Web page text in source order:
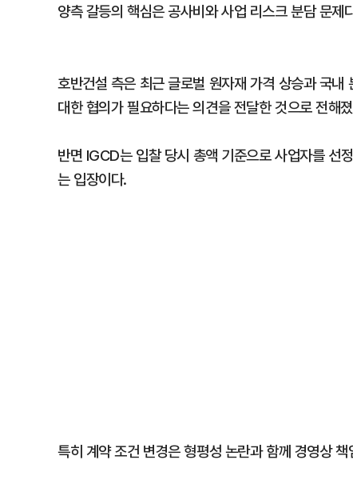
양측 갈등의 핵심은 공사비와 사업 리스크 분담 문제
호반건설 측은 최근 글로벌 원자재 가격 상승과 국
대한 협의가 필요하다는 의견을 전달한 것으로 전해
반면 IGCD는 입찰 당시 총액 기준으로 사업자를 선
는 입장이다.
특히 계약 조건 변경은 형평성 논란과 함께 경영상